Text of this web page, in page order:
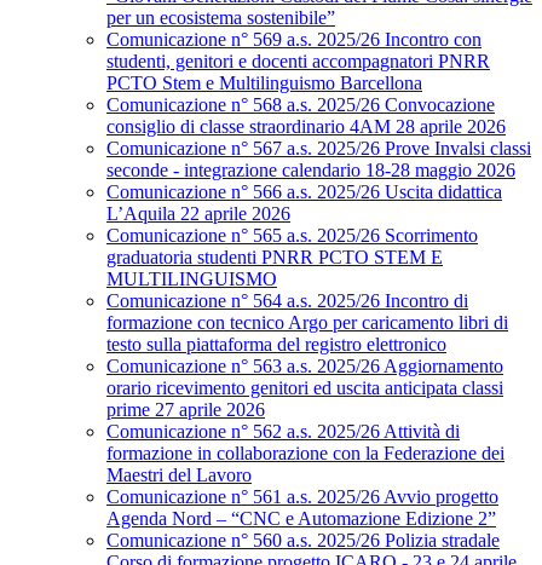
per un ecosistema sostenibile”
Comunicazione n° 569 a.s. 2025/26 Incontro con
studenti, genitori e docenti accompagnatori PNRR
PCTO Stem e Multilinguismo Barcellona
Comunicazione n° 568 a.s. 2025/26 Convocazione
consiglio di classe straordinario 4AM 28 aprile 2026
Comunicazione n° 567 a.s. 2025/26 Prove Invalsi classi
seconde - integrazione calendario 18-28 maggio 2026
Comunicazione n° 566 a.s. 2025/26 Uscita didattica
L’Aquila 22 aprile 2026
Comunicazione n° 565 a.s. 2025/26 Scorrimento
graduatoria studenti PNRR PCTO STEM E
MULTILINGUISMO
Comunicazione n° 564 a.s. 2025/26 Incontro di
formazione con tecnico Argo per caricamento libri di
testo sulla piattaforma del registro elettronico
Comunicazione n° 563 a.s. 2025/26 Aggiornamento
orario ricevimento genitori ed uscita anticipata classi
prime 27 aprile 2026
Comunicazione n° 562 a.s. 2025/26 Attività di
formazione in collaborazione con la Federazione dei
Maestri del Lavoro
Comunicazione n° 561 a.s. 2025/26 Avvio progetto
Agenda Nord – “CNC e Automazione Edizione 2”
Comunicazione n° 560 a.s. 2025/26 Polizia stradale